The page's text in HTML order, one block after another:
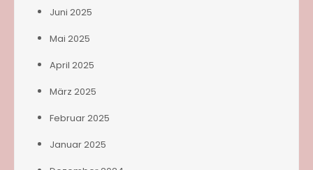
Juni 2025
Mai 2025
April 2025
März 2025
Februar 2025
Januar 2025